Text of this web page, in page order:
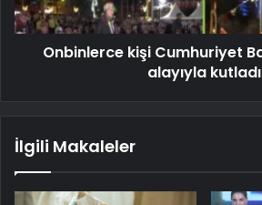
Onbinlerce kişi Cumhuriyet
alayıyla kutladı
İlgili Makaleler